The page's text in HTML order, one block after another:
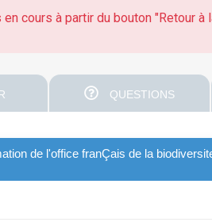
cours à partir du bouton "Retour à
QUESTIONS
de l'office franÇais de la